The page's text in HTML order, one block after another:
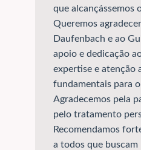
que alcançássemos
Queremos
Daufenbach e ao
apoio e dedicação
expertise e atenção
fundamentais para
Agradecemos pela
pelo tratamento
Recomendamos
a todos que